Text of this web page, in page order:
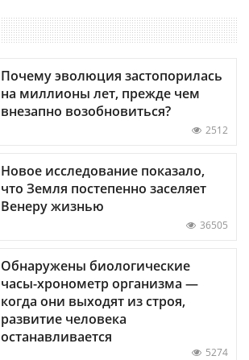
Почему эволюция застопорилась
на миллионы лет, прежде чем
внезапно возобновиться?
2512
Новое исследование показало,
что Земля постепенно заселяет
Венеру жизнью
36505
Обнаружены биологические
часы-хронометр организма —
когда они выходят из строя,
развитие человека
останавливается
5274